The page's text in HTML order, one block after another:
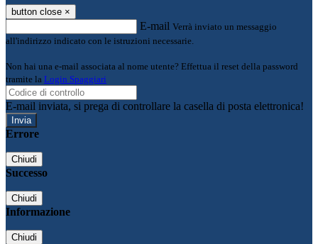
button close ×
E-mail Verrà inviato un messaggio
all'indirizzo indicato con le istruzioni necessarie.
Non hai una e-mail associata al nome utente? Effettua il reset della password
tramite la Login Spaggiari
E-mail inviata, si prega di controllare la casella di posta elettronica!
Errore
Chiudi
Successo
Chiudi
Informazione
Chiudi